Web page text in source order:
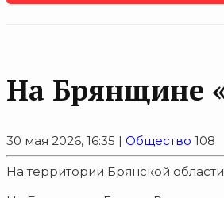
На Брянщине
30 мая 2026, 16:35 | Общество 108
На территории Брянской